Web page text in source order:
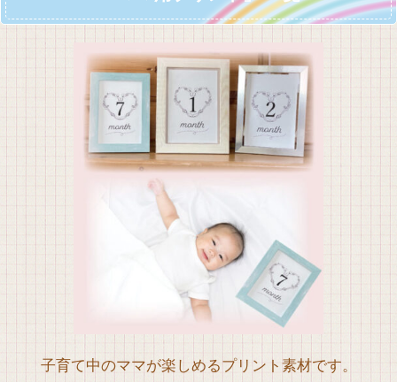
子育て中のママが楽しめるプリント素材です。